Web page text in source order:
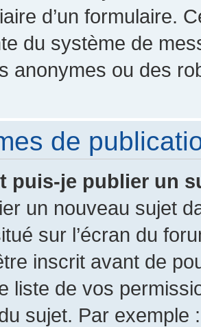
d’un formulaire.
du système de
anonymes ou des
de
puis-je publier un
un nouveau sujet
sur l’écran du
inscrit avant de
liste de vos
sujet. Par exemple